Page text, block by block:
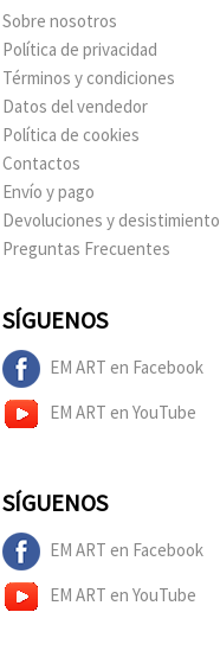
Sobre nosotros
Política de privacidad
Términos y condiciones
Datos del vendedor
Política de cookies
Contactos
Envío y pago
Devoluciones y desistimiento
Preguntas Frecuentes
SÍGUENOS
EM ART en Facebook
EM ART en YouTube
SÍGUENOS
EM ART en Facebook
EM ART en YouTube